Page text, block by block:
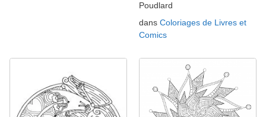
Poudlard
dans Coloriages de Livres et
Comics